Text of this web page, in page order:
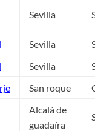
Sevilla
Sevilla
Sevilla
San roque
Alcalá de
guadaíra